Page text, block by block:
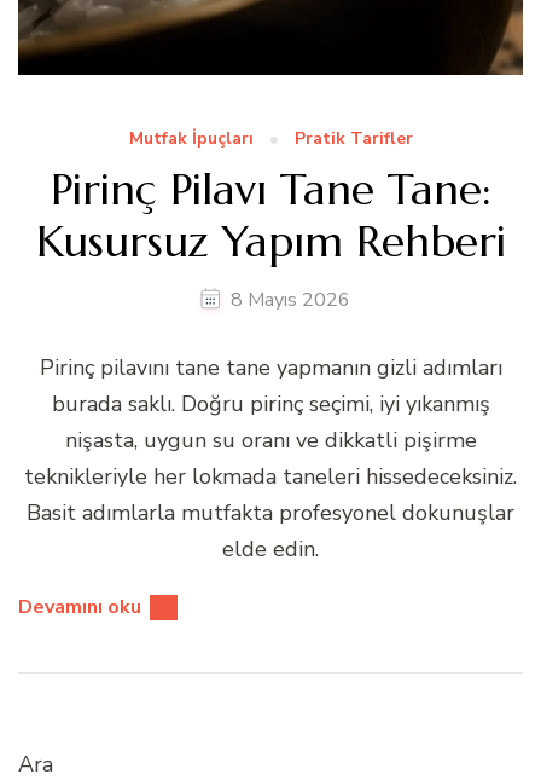
Mutfak İpuçları Pratik Tarifler
Pirinç Pilavı Tane Tane:
Kusursuz Yapım Rehberi
8 Mayıs 2026
Pirinç pilavını tane tane yapmanın gizli adımları
burada saklı. Doğru pirinç seçimi, iyi yıkanmış
nişasta, uygun su oranı ve dikkatli pişirme
teknikleriyle her lokmada taneleri hissedeceksiniz.
Basit adımlarla mutfakta profesyonel dokunuşlar
elde edin.
Devamını oku
Ara